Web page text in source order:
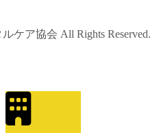
ケア協会 All Rights Reserved.